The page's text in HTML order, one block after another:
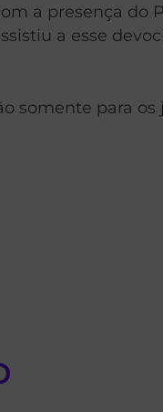
a presença do
a esse
somente para